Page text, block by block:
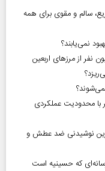
معرفی ۳۰ صبحانه سریع، سالم و مقوی برای همه
نمی‌یابند؟
| بیش از ۱۰.۵ میلیون نفر با محدودیت عملکردی
نوشیدنی ضد عطش و
رسانه‌ای که حسینیه است